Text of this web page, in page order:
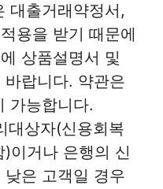
대출거래약정서,
용을 받기 때문에
상품설명서 및
랍니다. 약관은
가능합니다.
대상자(신용회복
이거나 은행의 신
은 고객일 경우